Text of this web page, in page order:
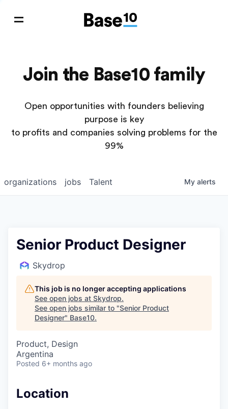
Join the Base10 family
Open opportunities with founders believing
purpose is key
to profits and companies solving problems for the
99%
jobs
organizations Talent My alerts
Senior Product Designer
Skydrop
This job is no longer accepting applications
See open jobs at Skydrop.
See open jobs similar to "Senior Product
Designer" Base10.
Product, Design
Argentina
Posted 6+ months ago
Location